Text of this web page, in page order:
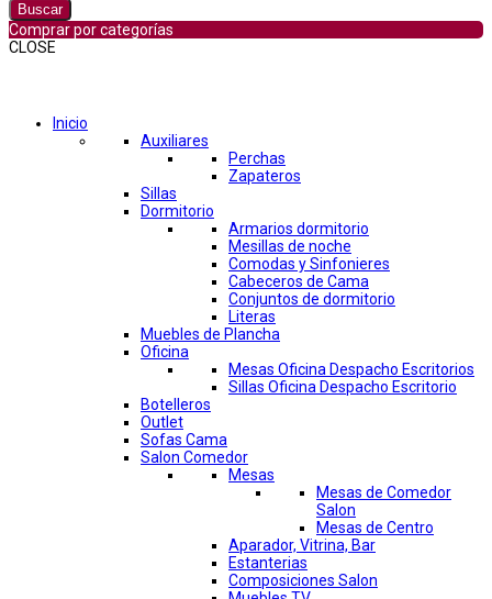
Buscar
Comprar por categorías
CLOSE
Inicio
Auxiliares
Perchas
Zapateros
Sillas
Dormitorio
Armarios dormitorio
Mesillas de noche
Comodas y Sinfonieres
Cabeceros de Cama
Conjuntos de dormitorio
Literas
Muebles de Plancha
Oficina
Mesas Oficina Despacho Escritorios
Sillas Oficina Despacho Escritorio
Botelleros
Outlet
Sofas Cama
Salon Comedor
Mesas
Mesas de Comedor
Salon
Mesas de Centro
Aparador, Vitrina, Bar
Estanterias
Composiciones Salon